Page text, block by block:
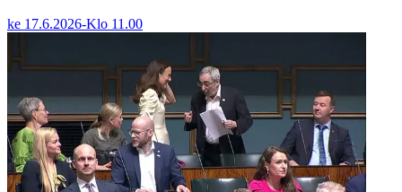
ke 17.6.2026-Klo 11.00